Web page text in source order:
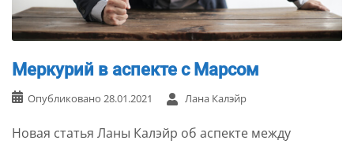
Меркурий в аспекте с Марсом
Опубликовано 28.01.2021 Лана Калэйр
Новая статья Ланы Калэйр об аспекте между